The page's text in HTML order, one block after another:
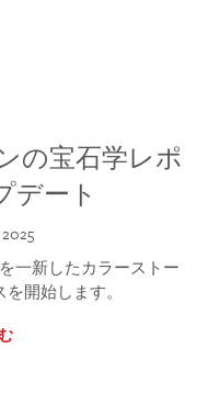
の宝石学レポ
デート
一新したカラーストー
開始します。